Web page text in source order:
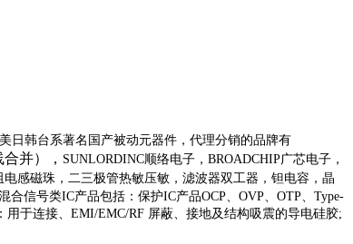
日韩台系著名国产被动元器件，代理分销的品牌有
并）， SUNLORDINC顺络电子，BROADCHIP广芯电子，
感磁珠，二三极管热敏压敏，滤波器双工器，钽电容，晶
信号类IC产品包括：保护IC产品OCP、OVP、OTP、Type-
用于连接、EMI/EMC/RF 屏蔽、接地及结构吸震的导电硅胶;